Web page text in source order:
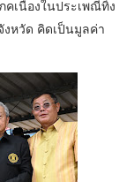
คเนื่องในประเพณีทิ้ง
หวัด คิดเป็นมูลค่า